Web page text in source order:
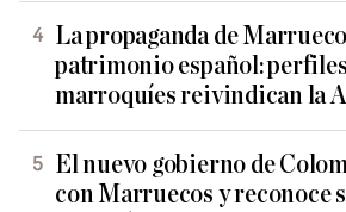
La propaganda de
patrimonio español:
marroquíes reivindican la
El nuevo gobierno de
con Marruecos y reconoce